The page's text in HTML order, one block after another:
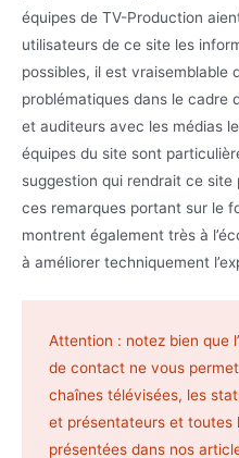
équipes de TV-Production
utilisateurs de ce site les
possibles, il est vraisemblable
problématiques dans le cadre
et auditeurs avec les médias
équipes du site sont
suggestion qui rendrait ce
ces remarques portant sur le
montrent également très à
à améliorer techniquement
Attention : notez bien que
de contact ne vous
chaînes télévisées, les
et présentateurs et toutes
présentées dans nos